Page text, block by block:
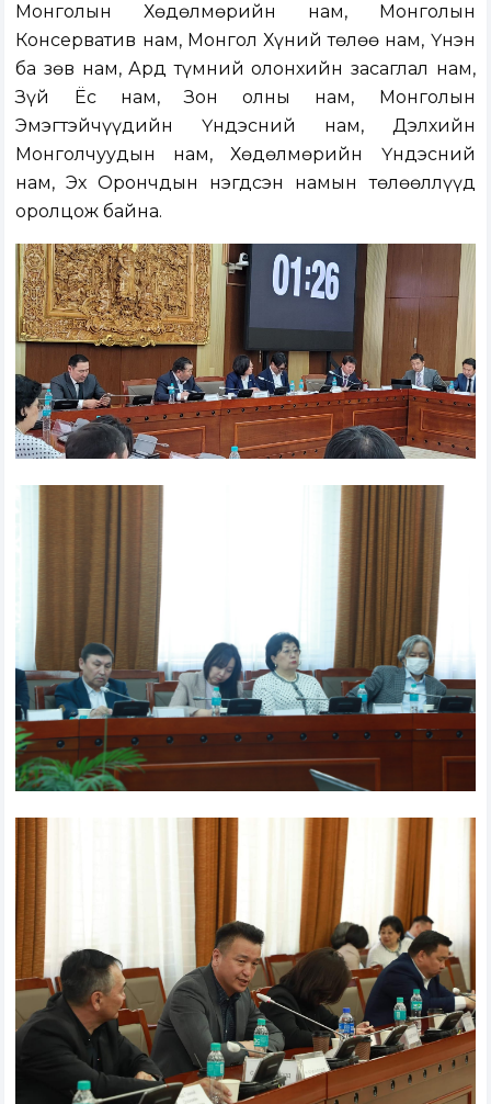
Монголын Хөдөлмөрийн нам, Монголын
Консерватив нам, Монгол Хүний төлөө нам, Үнэн
ба зөв нам, Ард түмний олонхийн засаглал нам,
Зүй Ёс нам, Зон олны нам, Монголын
Эмэгтэйчүүдийн Үндэсний нам, Дэлхийн
Монголчуудын нам, Хөдөлмөрийн Үндэсний
нам, Эх Орончдын нэгдсэн намын төлөөллүүд
оролцож байна.